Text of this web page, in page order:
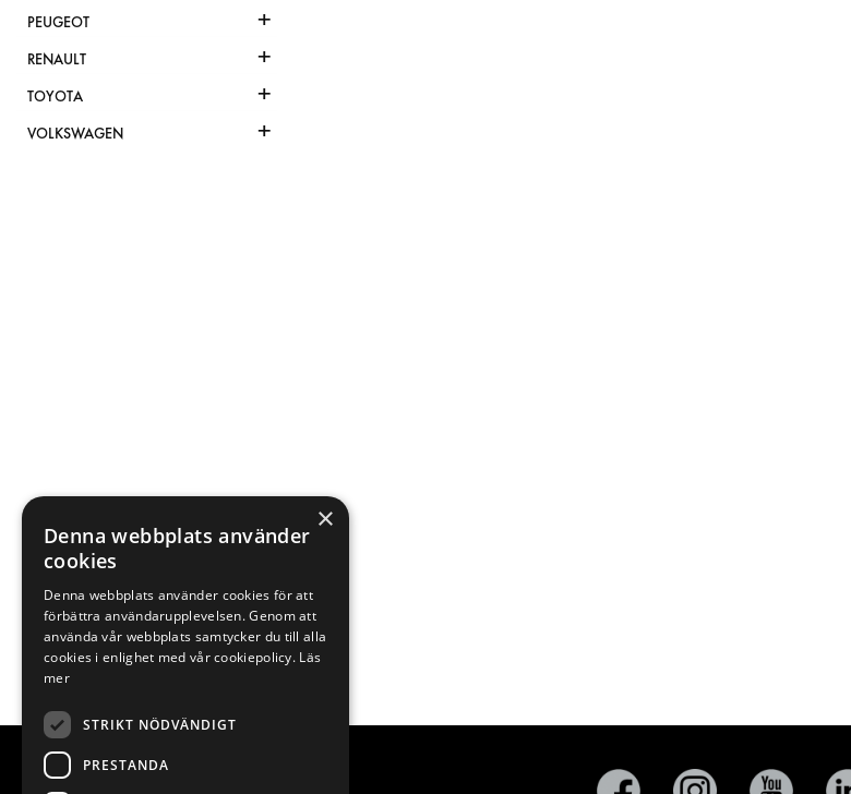
PEUGEOT +
RENAULT +
TOYOTA +
VOLKSWAGEN +
×
Denna webbplats använder
cookies
Denna webbplats använder cookies för att
förbättra användarupplevelsen. Genom att
använda vår webbplats samtycker du till alla
cookies i enlighet med vår cookiepolicy. Läs
mer
STRIKT NÖDVÄNDIGT
PRESTANDA